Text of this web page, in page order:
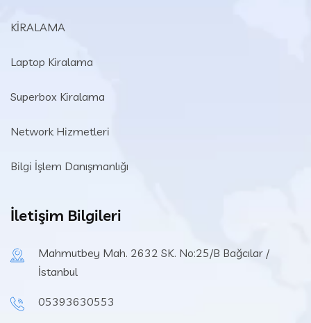
KİRALAMA
Laptop Kiralama
Superbox Kiralama
Network Hizmetleri
Bilgi İşlem Danışmanlığı
İletişim Bilgileri
Mahmutbey Mah. 2632 SK. No:25/B Bağcılar /
İstanbul
05393630553